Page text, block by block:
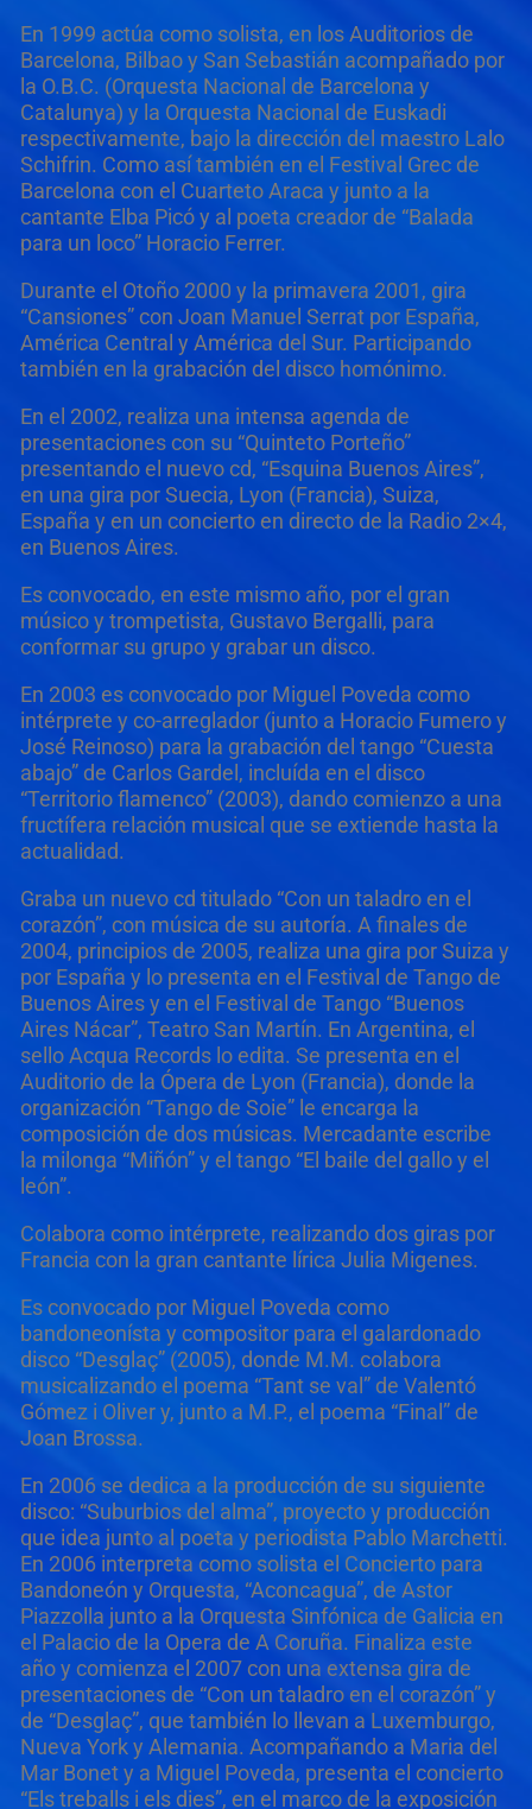
En 1999 actúa como solista, en los Auditorios de
Barcelona, Bilbao y San Sebastián acompañado por
la O.B.C. (Orquesta Nacional de Barcelona y
Catalunya) y la Orquesta Nacional de Euskadi
respectivamente, bajo la dirección del maestro Lalo
Schifrin. Como así también en el Festival Grec de
Barcelona con el Cuarteto Araca y junto a la
cantante Elba Picó y al poeta creador de “Balada
para un loco” Horacio Ferrer.
Durante el Otoño 2000 y la primavera 2001, gira
“Cansiones” con Joan Manuel Serrat por España,
América Central y América del Sur. Participando
también en la grabación del disco homónimo.
En el 2002, realiza una intensa agenda de
presentaciones con su “Quinteto Porteño”
presentando el nuevo cd, “Esquina Buenos Aires”,
en una gira por Suecia, Lyon (Francia), Suiza,
España y en un concierto en directo de la Radio 2×4,
en Buenos Aires.
Es convocado, en este mismo año, por el gran
músico y trompetista, Gustavo Bergalli, para
conformar su grupo y grabar un disco.
En 2003 es convocado por Miguel Poveda como
intérprete y co-arreglador (junto a Horacio Fumero y
José Reinoso) para la grabación del tango “Cuesta
abajo” de Carlos Gardel, incluída en el disco
“Territorio flamenco” (2003), dando comienzo a una
fructífera relación musical que se extiende hasta la
actualidad.
Graba un nuevo cd titulado “Con un taladro en el
corazón”, con música de su autoría. A finales de
2004, principios de 2005, realiza una gira por Suiza y
por España y lo presenta en el Festival de Tango de
Buenos Aires y en el Festival de Tango “Buenos
Aires Nácar”, Teatro San Martín. En Argentina, el
sello Acqua Records lo edita. Se presenta en el
Auditorio de la Ópera de Lyon (Francia), donde la
organización “Tango de Soie” le encarga la
composición de dos músicas. Mercadante escribe
la milonga “Miñón” y el tango “El baile del gallo y el
león”.
Colabora como intérprete, realizando dos giras por
Francia con la gran cantante lírica Julia Migenes.
Es convocado por Miguel Poveda como
bandoneonísta y compositor para el galardonado
disco “Desglaç” (2005), donde M.M. colabora
musicalizando el poema “Tant se val” de Valentó
Gómez i Oliver y, junto a M.P., el poema “Final” de
Joan Brossa.
En 2006 se dedica a la producción de su siguiente
disco: “Suburbios del alma”, proyecto y producción
que idea junto al poeta y periodista Pablo Marchetti.
En 2006 interpreta como solista el Concierto para
Bandoneón y Orquesta, “Aconcagua”, de Astor
Piazzolla junto a la Orquesta Sinfónica de Galicia en
el Palacio de la Opera de A Coruña. Finaliza este
año y comienza el 2007 con una extensa gira de
presentaciones de “Con un taladro en el corazón” y
de “Desglaç”, que también lo llevan a Luxemburgo,
Nueva York y Alemania. Acompañando a Maria del
Mar Bonet y a Miguel Poveda, presenta el concierto
“Els treballs i els dies”, en el marco de la exposición